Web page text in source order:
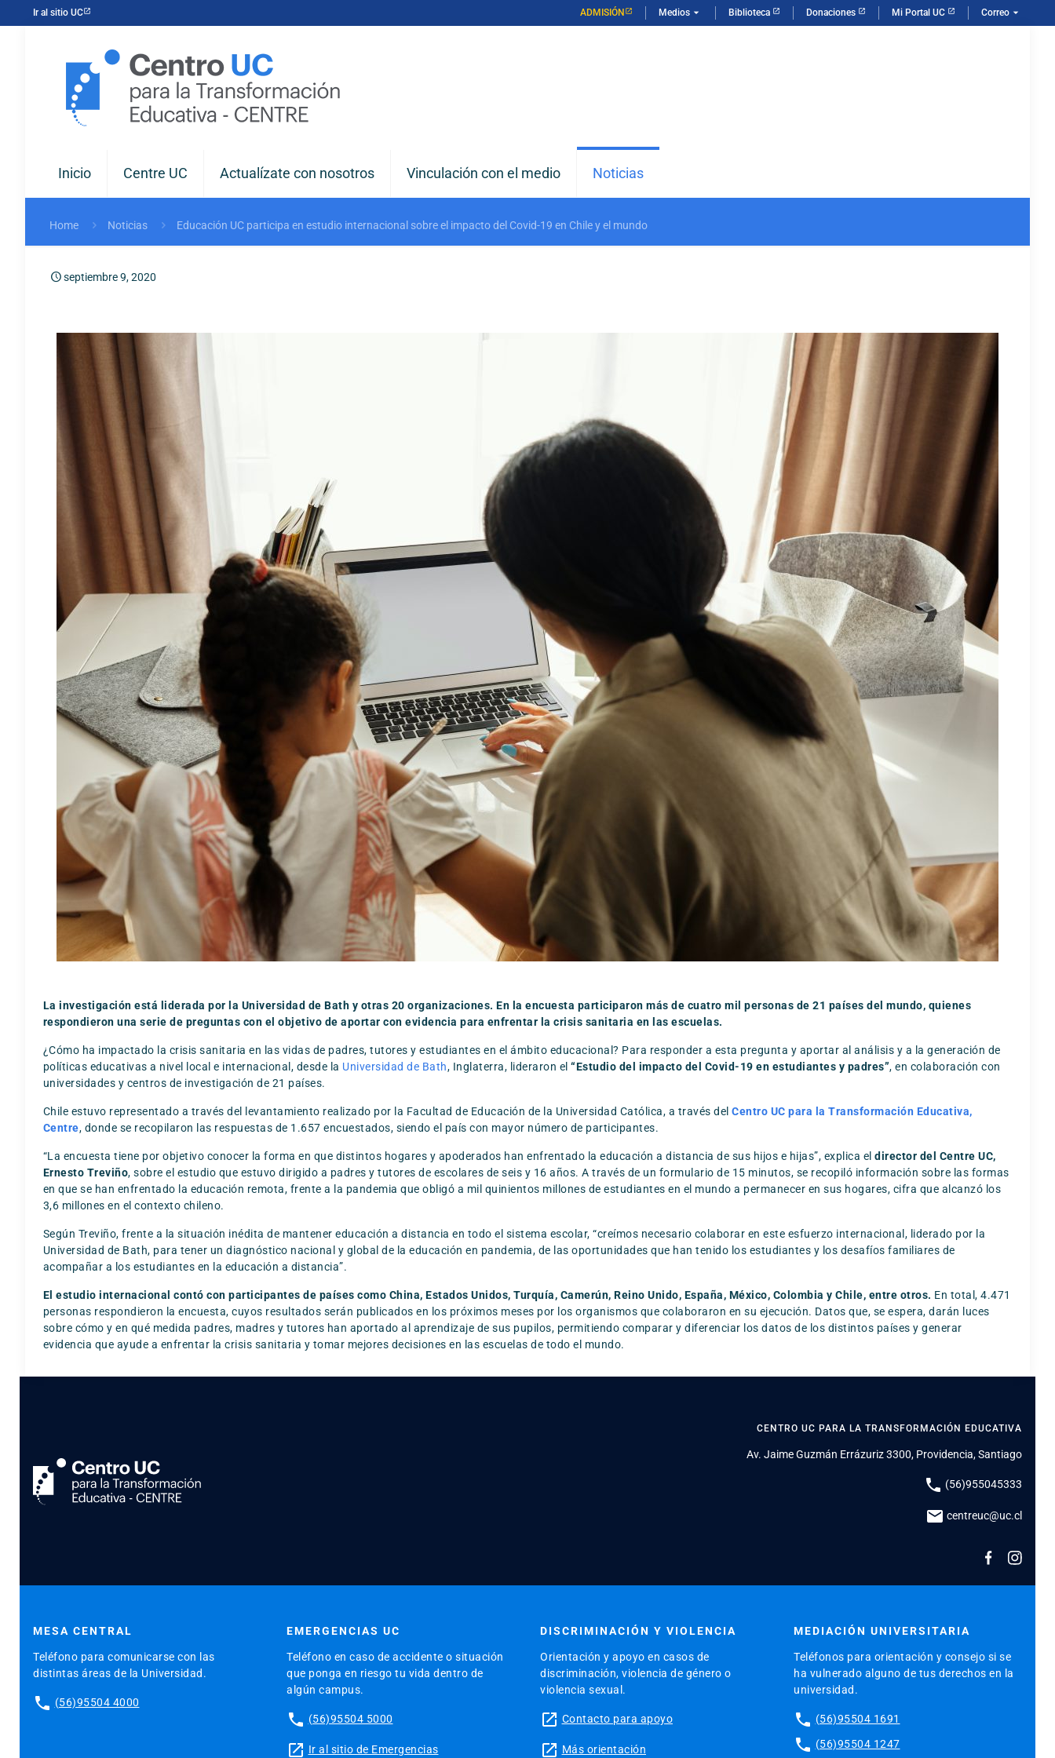
Ir al sitio UC ADMISIÓN Medios arrow_drop_down Biblioteca Donaciones Mi Portal UC Correo arrow_drop_down
Inicio Centre UC Actualízate con nosotros Vinculación con el medio Noticias
Home Noticias Educación UC participa en estudio internacional sobre el impacto del Covid-19 en Chile y el mundo
septiembre 9, 2020
La investigación está liderada por la Universidad de Bath y otras 20 organizaciones. En la encuesta participaron más de cuatro mil personas de 21 países del mundo, quienes
respondieron una serie de preguntas con el objetivo de aportar con evidencia para enfrentar la crisis sanitaria en las escuelas.
¿Cómo ha impactado la crisis sanitaria en las vidas de padres, tutores y estudiantes en el ámbito educacional? Para responder a esta pregunta y aportar al análisis y a la generación de
políticas educativas a nivel local e internacional, desde la Universidad de Bath, Inglaterra, lideraron el“Estudio del impacto del Covid-19 en estudiantes y padres”, en colaboración con
universidades y centros de investigación de 21 países.
Chile estuvo representado a través del levantamiento realizado por la Facultad de Educación de la Universidad Católica, a través delCentro UC para la Transformación Educativa,
Centre, donde se recopilaron las respuestas de 1.657 encuestados, siendo el país con mayor número de participantes.
“La encuesta tiene por objetivo conocer la forma en que distintos hogares y apoderados han enfrentado la educación a distancia de sus hijos e hijas”, explica eldirector del Centre UC,
Ernesto Treviño, sobre el estudio que estuvo dirigido a padres y tutores de escolares de seis y 16 años. A través de un formulario de 15 minutos, se recopiló información sobre las formas
en que se han enfrentado la educación remota, frente a la pandemia que obligó a mil quinientos millones de estudiantes en el mundo a permanecer en sus hogares, cifra que alcanzó los
3,6 millones en el contexto chileno.
Según Treviño, frente a la situación inédita de mantener educación a distancia en todo el sistema escolar, “creímos necesario colaborar en este esfuerzo internacional, liderado por la
Universidad de Bath, para tener un diagnóstico nacional y global de la educación en pandemia, de las oportunidades que han tenido los estudiantes y los desafíos familiares de
acompañar a los estudiantes en la educación a distancia”.
El estudio internacional contó con participantes de países como China, Estados Unidos, Turquía, Camerún, Reino Unido, España, México, Colombia y Chile, entre otros. En total, 4.471
personas respondieron la encuesta, cuyos resultados serán publicados en los próximos meses por los organismos que colaboraron en su ejecución. Datos que, se espera, darán luces
sobre cómo y en qué medida padres, madres y tutores han aportado al aprendizaje de sus pupilos, permitiendo comparar y diferenciar los datos de los distintos países y generar
evidencia que ayude a enfrentar la crisis sanitaria y tomar mejores decisiones en las escuelas de todo el mundo.
CENTRO UC PARA LA TRANSFORMACIÓN EDUCATIVA
Av. Jaime Guzmán Errázuriz 3300, Providencia, Santiago
phone (56)955045333
mail centreuc@uc.cl
MESA CENTRAL
Teléfono para comunicarse con las
distintas áreas de la Universidad.
phone (56)95504 4000
EMERGENCIAS UC
Teléfono en caso de accidente o situación
que ponga en riesgo tu vida dentro de
algún campus.
phone (56)95504 5000
launch Ir al sitio de Emergencias
DISCRIMINACIÓN Y VIOLENCIA
Orientación y apoyo en casos de
discriminación, violencia de género o
violencia sexual.
launch Contacto para apoyo
launch Más orientación
MEDIACIÓN UNIVERSITARIA
Teléfonos para orientación y consejo si se
ha vulnerado alguno de tus derechos en la
universidad.
phone (56)95504 1691
phone (56)95504 1247